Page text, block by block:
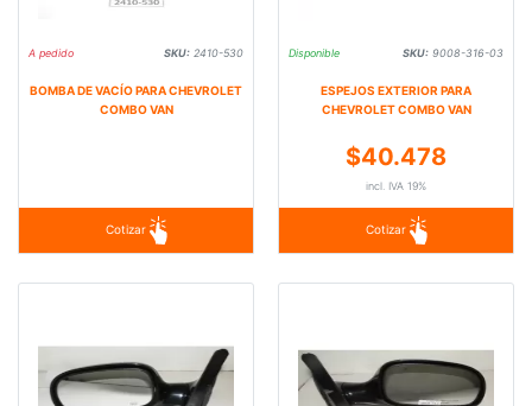
A pedido SKU: 2410-530
BOMBA DE VACÍO PARA CHEVROLET
COMBO VAN
Cotizar
Disponible SKU: 9008-316-03
ESPEJOS EXTERIOR PARA
CHEVROLET COMBO VAN
$40.478
incl. IVA 19%
Cotizar